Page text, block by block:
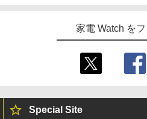
家電 Watch を
Special Site